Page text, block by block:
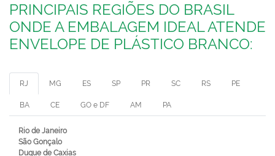
PRINCIPAIS REGIÕES DO BRASIL
ONDE A EMBALAGEM IDEAL ATENDE
ENVELOPE DE PLÁSTICO BRANCO:
RJ MG ES SP PR SC RS PE
BA CE GO e DF AM PA
Rio de Janeiro
São Gonçalo
Duque de Caxias